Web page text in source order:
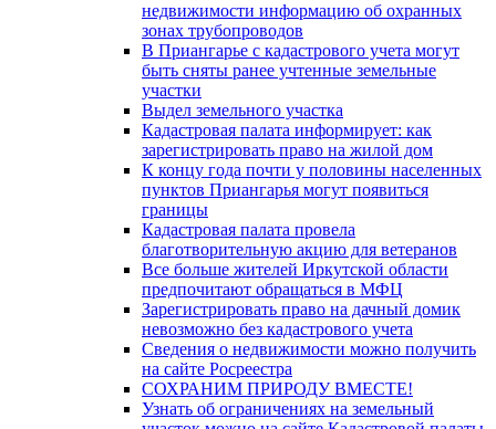
недвижимости информацию об охранных
зонах трубопроводов
В Приангарье с кадастрового учета могут
быть сняты ранее учтенные земельные
участки
Выдел земельного участка
Кадастровая палата информирует: как
зарегистрировать право на жилой дом
К концу года почти у половины населенных
пунктов Приангарья могут появиться
границы
Кадастровая палата провела
благотворительную акцию для ветеранов
Все больше жителей Иркутской области
предпочитают обращаться в МФЦ
Зарегистрировать право на дачный домик
невозможно без кадастрового учета
Сведения о недвижимости можно получить
на сайте Росреестра
СОХРАНИМ ПРИРОДУ ВМЕСТЕ!
Узнать об ограничениях на земельный